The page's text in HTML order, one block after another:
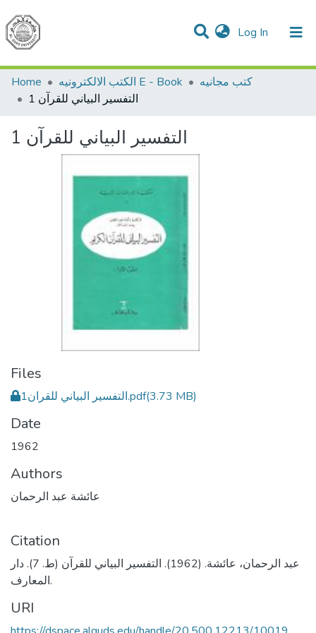
Log In (current)
Communities & Collections
All of DSpace
Home
الكتب الالكترونيه E - Book
كتب مجانيه
التفسير البياني للقرآن 1
التفسير البياني للقرآن 1
Files
التفسير البياني للقران1.pdf(3.73 MB)
Date
1962
Authors
عائشة عبد الرحمان
Citation
عبد الرحمان، عائشة. (1962). التفسير البياني للقرآن (ط. 7). دار
المعارف.
URI